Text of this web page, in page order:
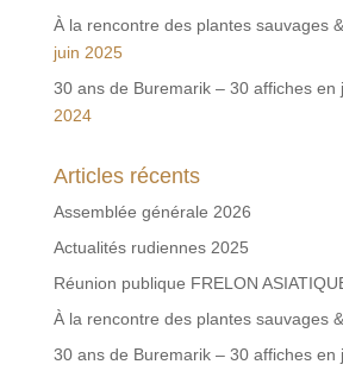
À la rencontre des plantes sauvages
juin 2025
30 ans de Buremarik – 30 affiches en
2024
Articles récents
Assemblée générale 2026
Actualités rudiennes 2025
Réunion publique FRELON
À la rencontre des plantes sauvages
30 ans de Buremarik – 30 affiches en